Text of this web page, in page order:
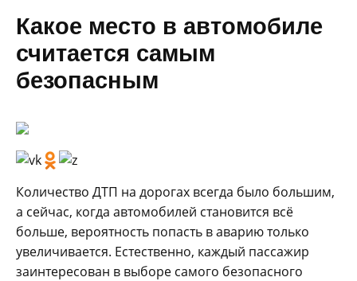
Какое место в автомобиле
считается самым
безопасным
Количество ДТП на дорогах всегда было большим,
а сейчас, когда автомобилей становится всё
больше, вероятность попасть в аварию только
увеличивается. Естественно, каждый пассажир
заинтересован в выборе самого безопасного